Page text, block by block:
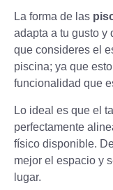
La forma de las
adapta a tu gusto y
que consideres el
piscina; ya que
funcionalidad que
Lo ideal es que el
perfectamente
físico disponible.
mejor el espacio y
lugar.